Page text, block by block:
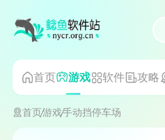
首页 游戏 软件 攻略
首页游戏手动挡停车场